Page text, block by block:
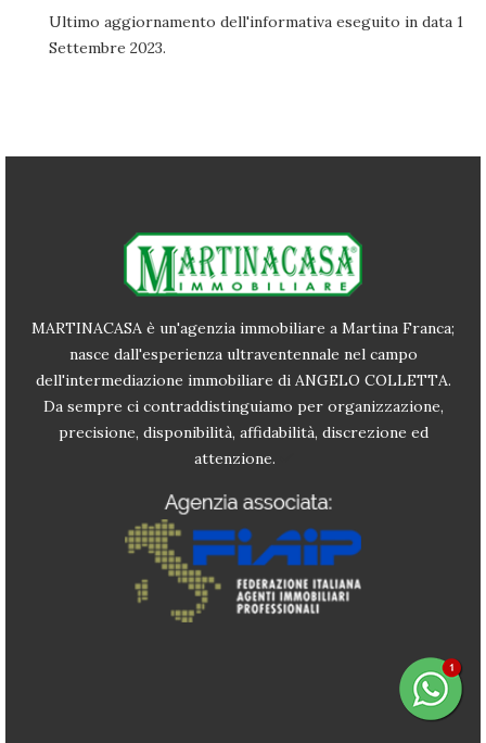
Ultimo aggiornamento dell'informativa eseguito in data 1
Settembre 2023.
MARTINACASA è un'agenzia immobiliare a Martina Franca;
nasce dall'esperienza ultraventennale nel campo
dell'intermediazione immobiliare di ANGELO COLLETTA.
Da sempre ci contraddistinguiamo per organizzazione,
precisione, disponibilità, affidabilità, discrezione ed
attenzione.